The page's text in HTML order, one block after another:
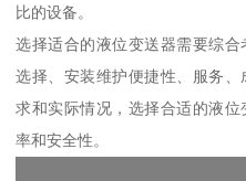
比的设备。
选择适合的液位变送器需要综
选择、安装维护便捷性、服务
求和实际情况，选择合适的液
率和安全性。